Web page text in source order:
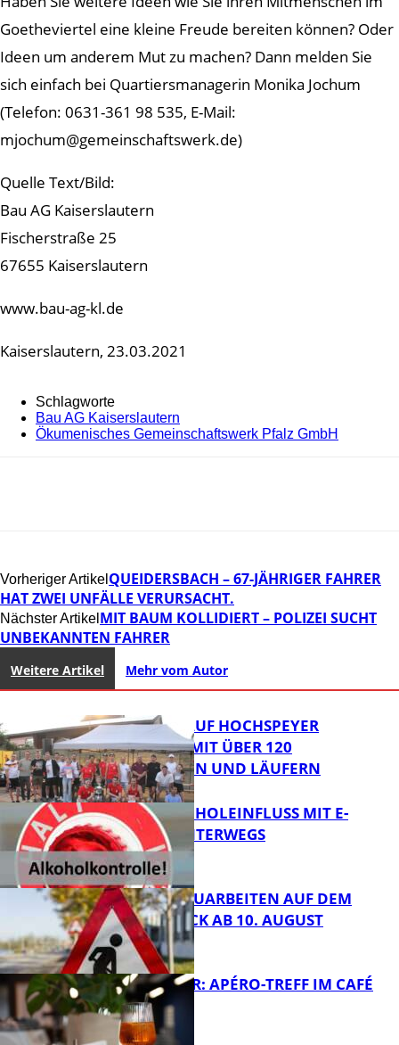
Goetheviertel eine kleine Freude bereiten können? Oder
Ideen um anderem Mut zu machen? Dann melden Sie
sich einfach bei Quartiersmanagerin Monika Jochum
(Telefon: 0631-361 98 535, E-Mail:
mjochum@gemeinschaftswerk.de)
Quelle Text/Bild:
Bau AG Kaiserslautern
Fischerstraße 25
67655 Kaiserslautern
www.bau-ag-kl.de
Kaiserslautern, 23.03.2021
Schlagworte
Bau AG Kaiserslautern
Ökumenisches Gemeinschaftswerk Pfalz GmbH
Vorheriger Artikel QUEIDERSBACH – 67-JÄHRIGER FAHRER
HAT ZWEI UNFÄLLE VERURSACHT.
Nächster Artikel MIT BAUM KOLLIDIERT – POLIZEI SUCHT
UNBEKANNTEN FAHRER
Weitere Artikel Mehr vom Autor
FB News
31. KERWELAUF HOCHSPEYER
BEGEISTERT MIT ÜBER 120
LÄUFERINNEN UND LÄUFERN
FB News
UNTER ALKOHOLEINFLUSS MIT E-
SCOOTER UNTERWEGS
FB News
STRASSENBAUARBEITEN AUF DEM B
ÄNNJERRÜCK AB 10. AUGUST
HOT SUMMER: APÉRO-TREFF IM CAFÉ
LUMA